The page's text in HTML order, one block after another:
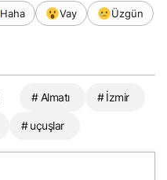
Haha Vay
Üzgün
# Almatı # İzmir
# uçuşlar